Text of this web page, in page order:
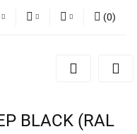
Zarejestruj się
(0)
BLACK (RAL